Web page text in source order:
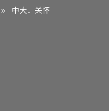
中大．关怀